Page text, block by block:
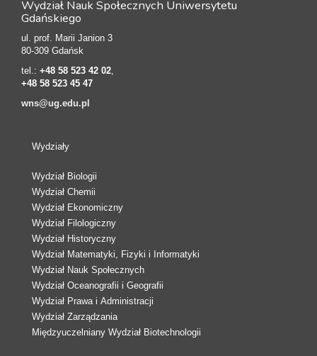
Wydział Nauk Społecznych Uniwersytetu
Gdańskiego
ul. prof. Marii Janion 3
80-309 Gdańsk
tel.: +48 58 523 42 02,
+48 58 523 45 47
wns@ug.edu.pl
Wydziały
Wydział Biologii
Wydział Chemii
Wydział Ekonomiczny
Wydział Filologiczny
Wydział Historyczny
Wydział Matematyki, Fizyki i Informatyki
Wydział Nauk Społecznych
Wydział Oceanografii i Geografii
Wydział Prawa i Administracji
Wydział Zarządzania
Międzyuczelniany Wydział Biotechnologii